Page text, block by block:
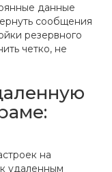
данные
сообщения
резервного
четко, не
на
удаленным